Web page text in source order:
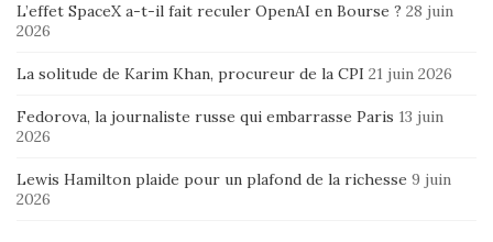
L’effet SpaceX a-t-il fait reculer OpenAI en Bourse ? 28 juin
2026
La solitude de Karim Khan, procureur de la CPI 21 juin 2026
Fedorova, la journaliste russe qui embarrasse Paris 13 juin
2026
Lewis Hamilton plaide pour un plafond de la richesse 9 juin
2026